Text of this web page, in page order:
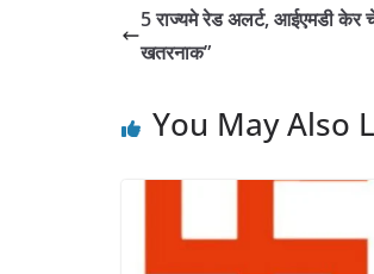
5 राज्यमे रेड अलर्ट, आईएमडी केर
खतरनाक”
You May Also